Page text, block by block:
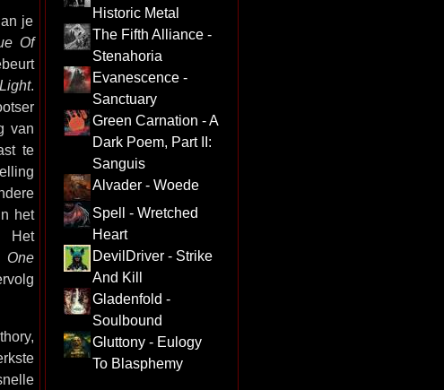
je
Of
.
van
te
het
Het
One
Historic Metal
The Fifth Alliance -
Stenahoria
Evanescence -
Sanctuary
Green Carnation - A
Dark Poem, Part II:
Sanguis
Alvader - Woede
Spell - Wretched
Heart
DevilDriver - Strike
And Kill
Gladenfold -
Soulbound
Gluttony - Eulogy
To Blasphemy